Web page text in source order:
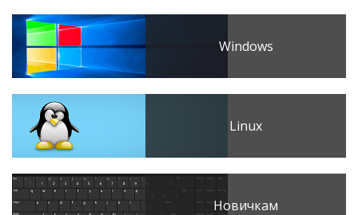
Windows
Linux
Новичкам